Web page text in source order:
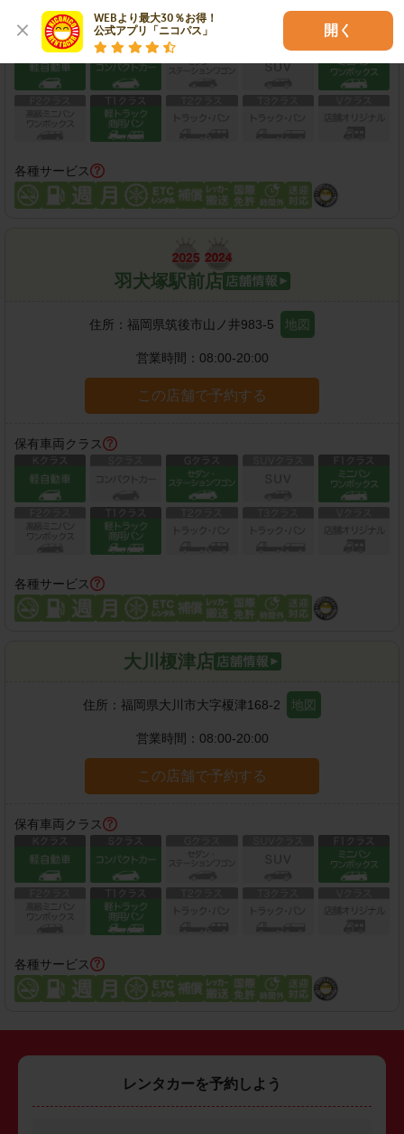
WEBより最大30％お得！
公式アプリ「ニコパス」
開く
保有車両クラス
各種サービス
羽犬塚駅前店
住所： 福岡県筑後市山ノ井983-5 地図
営業時間： 08:00-20:00
この店舗で予約する
保有車両クラス
各種サービス
大川榎津店
住所： 福岡県大川市大字榎津168-2 地図
営業時間： 08:00-20:00
この店舗で予約する
保有車両クラス
各種サービス
レンタカーを予約しよう